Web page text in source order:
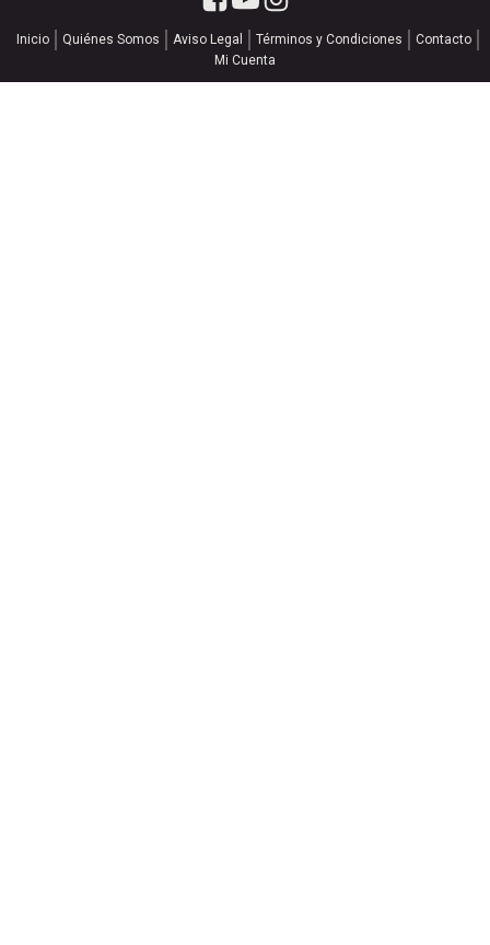
Inicio Quiénes Somos Aviso Legal Términos y Condiciones
Contacto
Mi Cuenta